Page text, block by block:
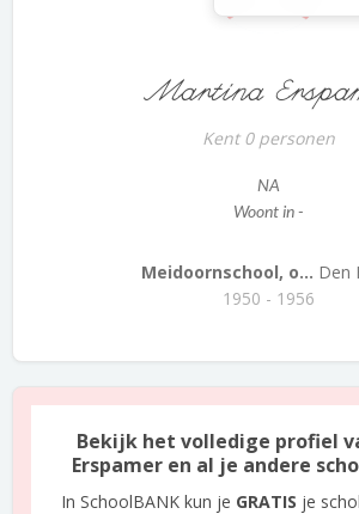
Martina
Kent 0 personen
NA
Woont in -
Meidoornschool, o... Den
1950 - 1956
Bekijk het volledige profiel
Erspamer en al je andere
In SchoolBANK kun je GRATIS je